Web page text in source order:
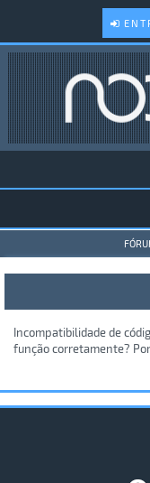
Incompatibilidade de
função corretamente?